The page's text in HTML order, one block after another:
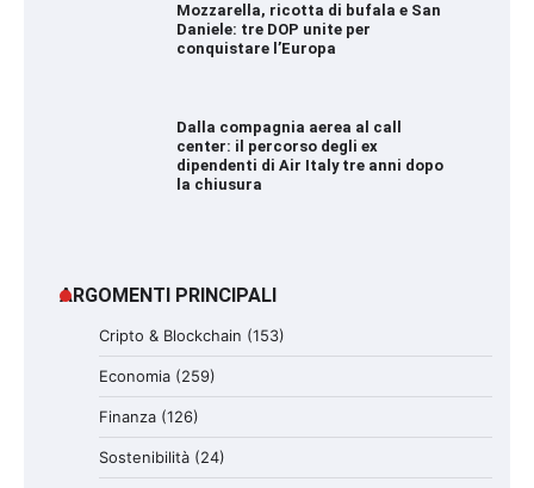
Mozzarella, ricotta di bufala e San
Daniele: tre DOP unite per
conquistare l’Europa
Dalla compagnia aerea al call
center: il percorso degli ex
dipendenti di Air Italy tre anni dopo
la chiusura
ARGOMENTI PRINCIPALI
Cripto & Blockchain (153)
Economia (259)
Finanza (126)
Sostenibilità (24)